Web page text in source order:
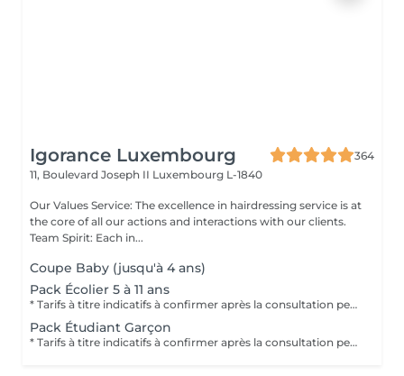
Igorance Luxembourg
364
11, Boulevard Joseph II Luxembourg L-1840
Our Values Service: The excellence in hairdressing service is at
the core of all our actions and interactions with our clients.
Team Spirit: Each in...
Coupe Baby (jusqu'à 4 ans)
Pack Écolier 5 à 11 ans
* Tarifs à titre indicatifs à confirmer après la consultation personnalisée établit auprès de votre coiffeur/stylist/spécialiste * La direction se réserve le droit dapporter des modifications pour le bon fonctionnement du salon
Pack Étudiant Garçon
* Tarifs à titre indicatifs à confirmer après la consultation personnalisée établit auprès de votre coiffeur/stylist/spécialiste * La direction se réserve le droit dapporter des modifications pour le bon fonctionnement du salon